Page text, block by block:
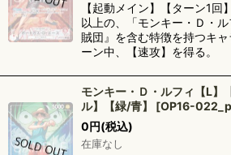
【起動メイン】【ターン1
以上の、「モンキー・Ｄ・
賊団』を含む特徴を持つキ
ーン中、【速攻】を得る。
モンキー・Ｄ・ルフィ【L】
ル】【緑/青】
[OP16-
0円(税込)
在庫なし